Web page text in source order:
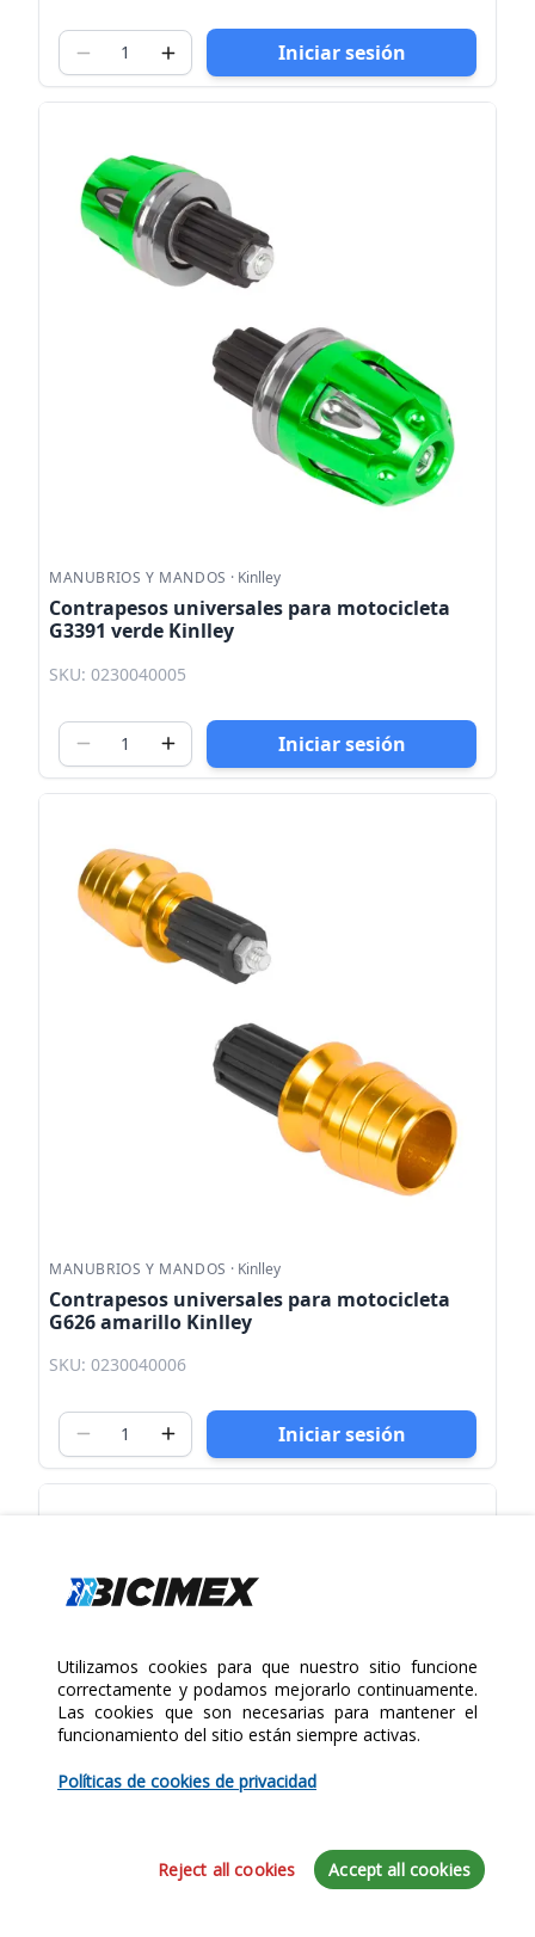
Iniciar sesión
MANUBRIOS Y MANDOS · Kinlley
Contrapesos universales para motocicleta
G3391 verde Kinlley
SKU: 0230040005
Iniciar sesión
MANUBRIOS Y MANDOS · Kinlley
Contrapesos universales para motocicleta
G626 amarillo Kinlley
SKU: 0230040006
Iniciar sesión
Utilizamos cookies para que nuestro sitio funcione
correctamente y podamos mejorarlo continuamente.
Las cookies que son necesarias para mantener el
funcionamiento del sitio están siempre activas.
Políticas de cookies de privacidad
Reject all cookies Accept all cookies